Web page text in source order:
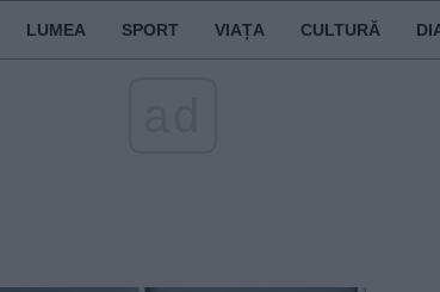
LUMEA SPORT VIAȚA CULTURĂ